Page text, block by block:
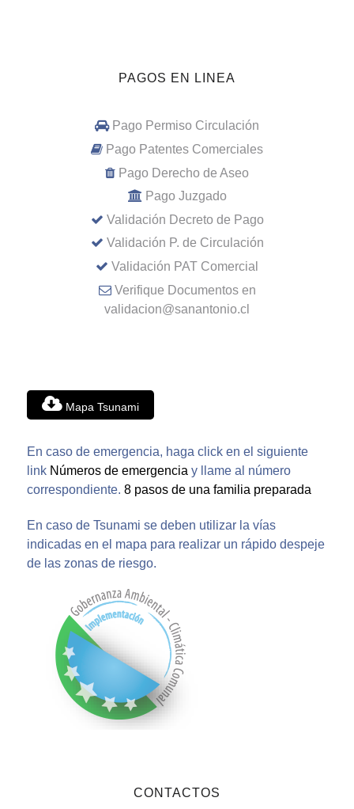
PAGOS EN LINEA
Pago Permiso Circulación
Pago Patentes Comerciales
Pago Derecho de Aseo
Pago Juzgado
Validación Decreto de Pago
Validación P. de Circulación
Validación PAT Comercial
Verifique Documentos en
validacion@sanantonio.cl
Mapa Tsunami
En caso de emergencia, haga click en el siguiente
link Números de emergencia y llame al número
correspondiente. 8 pasos de una familia preparada
En caso de Tsunami se deben utilizar la vías
indicadas en el mapa para realizar un rápido despeje
de las zonas de riesgo.
CONTACTOS